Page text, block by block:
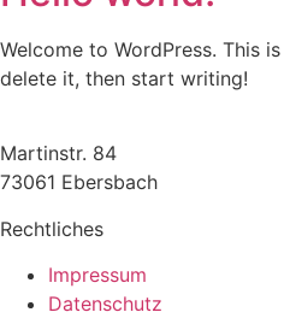
Welcome to WordPress. This
delete it, then start writing!
Martinstr. 84
73061 Ebersbach
Rechtliches
Impressum
Datenschutz